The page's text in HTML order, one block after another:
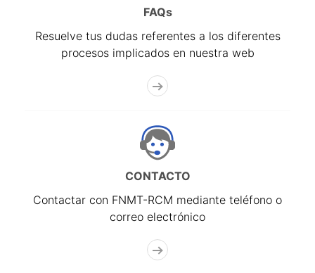
FAQs
Resuelve tus dudas referentes a los diferentes
procesos implicados en nuestra web
CONTACTO
Contactar con FNMT-RCM mediante teléfono o
correo electrónico